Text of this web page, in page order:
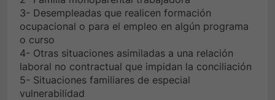
3- Desempleadas que realicen formación
ocupacional o para el empleo en algún programa
o curso
4- Otras situaciones asimiladas a una relación
laboral no contractual que impidan la conciliación
5- Situaciones familiares de especial
vulnerabilidad